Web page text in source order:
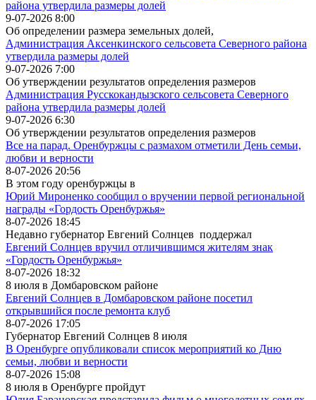
района утвердила размеры долей
9-07-2026 8:00
Об определении размера земельных долей,
Администрация Аксенкинского сельсовета Северного района
утвердила размеры долей
9-07-2026 7:00
Об утверждении результатов определения размеров
Администрация Русскокандызского сельсовета Северного
района утвердила размеры долей
9-07-2026 6:30
Об утверждении результатов определения размеров
Все на парад. Оренбуржцы с размахом отметили День семьи,
любви и верности
8-07-2026 20:56
В этом году оренбуржцы в
Юрий Мироненко сообщил о вручении первой региональной
награды «Гордость Оренбуржья»
8-07-2026 18:45
Недавно губернатор Евгений Солнцев поддержал
Евгений Солнцев вручил отличившимся жителям знак
«Гордость Оренбуржья»
8-07-2026 18:32
8 июля в Домбаровском районе
Евгений Солнцев в Домбаровском районе посетил
открывшийся после ремонта клуб
8-07-2026 17:05
Губернатор Евгений Солнцев 8 июля
В Оренбурге опубликовали список мероприятий ко Дню
семьи, любви и верности
8-07-2026 15:08
8 июля в Оренбурге пройдут